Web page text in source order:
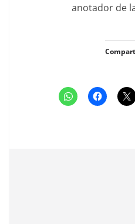
anotador de